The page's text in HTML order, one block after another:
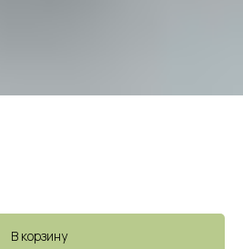
В корзину